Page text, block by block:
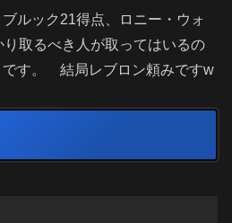
ルック21得点、ロニー・ウォ
取るべき人が取ってはいるの
です。 結局レブロン頼みですw